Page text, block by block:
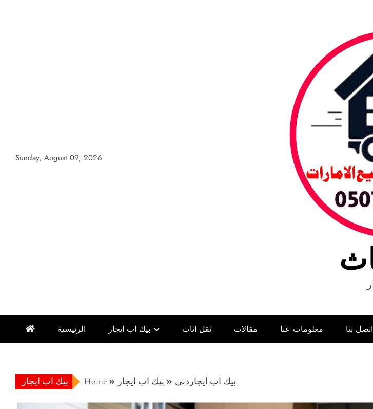
Sunday, August 09, 2026
الرئيسية بيك اب ايجار نقل اثاث مقالات معلومات عنا اتصل بنا
بيك اب ايجار Home بيك اب ايجار بيك اب ايجاردبي